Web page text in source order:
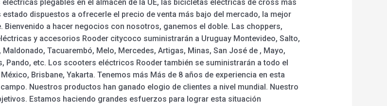
plegables en el almacén de la UE, las bicicletas eléctricas de cross más
dispuestos a ofrecerle el precio de venta más bajo del mercado, la mejor
Bienvenido a hacer negocios con nosotros, ganemos el doble. Las choppers,
y accesorios Rooder citycoco suministrarán a Uruguay Montevideo, Salto,
Tacuarembó, Melo, Mercedes, Artigas, Minas, San José de , Mayo,
Pando, etc. Los scooters eléctricos Rooder también se suministrarán a todo el
Brisbane, Yakarta. Tenemos más Más de 8 años de experiencia en esta
Nuestros productos han ganado elogio de clientes a nivel mundial. Nuestro
Estamos haciendo grandes esfuerzos para lograr esta situación